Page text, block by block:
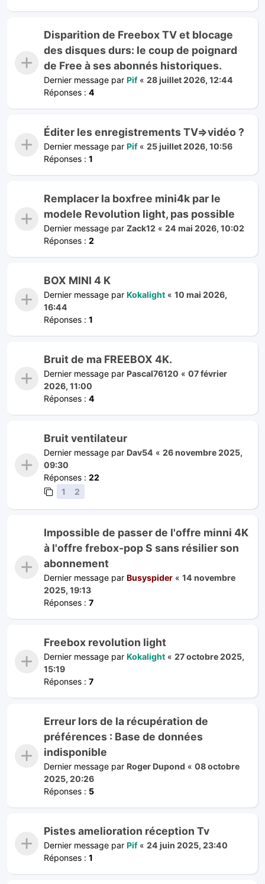
Disparition de Freebox TV et blocage
des disques durs: le coup de poignard
de Free à ses abonnés historiques.
Dernier message par Pif« 28 juillet 2026, 12:44
Réponses : 4
Éditer les enregistrements TV=>vidéo ?
Dernier message par Pif« 25 juillet 2026, 10:56
Réponses : 1
Remplacer la boxfree mini4k par le
modele Revolution light, pas possible
Dernier message par Zack12 « 24 mai 2026, 10:02
Réponses : 2
BOX MINI 4 K
Dernier message par Kokalight « 10 mai 2026,
16:44
Réponses : 1
Bruit de ma FREEBOX 4K.
Dernier message par Pascal76120 « 07 février
2026, 11:00
Réponses : 4
Bruit ventilateur
Dernier message par Dav54 « 26 novembre 2025,
09:30
Réponses : 22
1
2
Impossible de passer de l'offre minni 4K
à l'offre frebox-pop S sans résilier son
abonnement
Dernier message par Busyspider « 14 novembre
2025, 19:13
Réponses : 7
Freebox revolution light
Dernier message par Kokalight « 27 octobre 2025,
15:19
Réponses : 7
Erreur lors de la récupération de
préférences : Base de données
indisponible
Dernier message par Roger Dupond « 08 octobre
2025, 20:26
Réponses : 5
Pistes amelioration réception Tv
Dernier message par Pif« 24 juin 2025, 23:40
Réponses : 1